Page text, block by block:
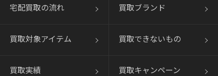
宅配買取の流れ 買取ブランド
買取対象アイテム 買取できないもの
買取実績 買取キャンペーン